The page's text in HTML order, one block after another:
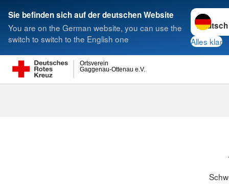
Sie befinden sich auf der deutschen Website
You are on the German website, you can use the
switch to switch to the English one
Sprache
Alles klar
Gaggenau-Ottenau e.V.
Ortsverein
Suche